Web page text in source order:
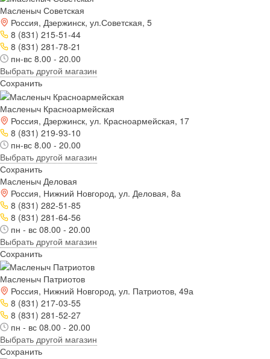
Масленыч Советская
Россия, Дзержинск, ул.Советская, 5
8 (831) 215-51-44
8 (831) 281-78-21
пн-вс 8.00 - 20.00
Выбрать другой магазин
Сохранить
Масленыч Красноармейская
Россия, Дзержинск, ул. Красноармейская, 17
8 (831) 219-93-10
пн-вс 8.00 - 20.00
Выбрать другой магазин
Сохранить
Масленыч Деловая
Россия, Нижний Новгород, ул. Деловая, 8а
8 (831) 282-51-85
8 (831) 281-64-56
пн - вс 08.00 - 20.00
Выбрать другой магазин
Сохранить
Масленыч Патриотов
Россия, Нижний Новгород, ул. Патриотов, 49а
8 (831) 217-03-55
8 (831) 281-52-27
пн - вс 08.00 - 20.00
Выбрать другой магазин
Сохранить